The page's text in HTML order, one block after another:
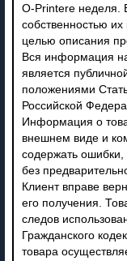
O-Printere неделя.
собственностью
целью описания
Вся информация
является
положениями
Российской
Информация о
внешнем виде и
содержать ошибки,
без
Клиент вправе
его получения.
следов
Гражданского
товара